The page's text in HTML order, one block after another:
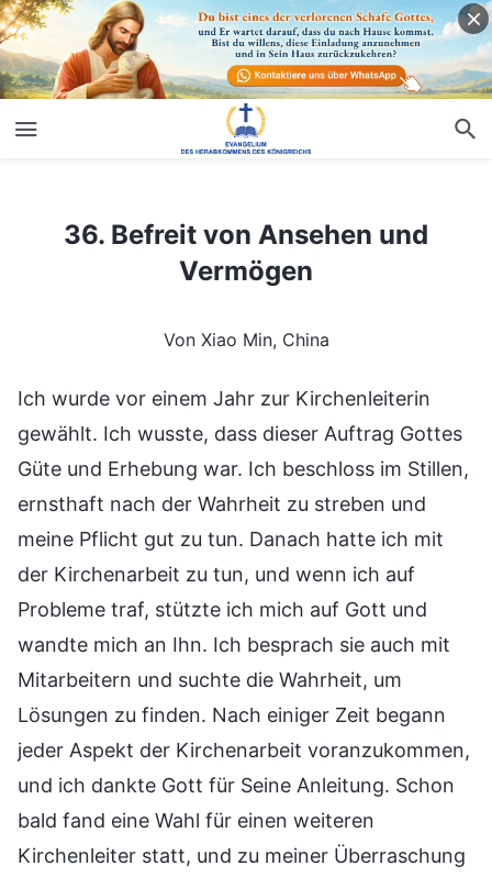
36. Befreit von Ansehen und Vermögen
36. Befreit von Ansehen und
Vermögen
Von Xiao Min, China
Ich wurde vor einem Jahr zur Kirchenleiterin
gewählt. Ich wusste, dass dieser Auftrag Gottes
Güte und Erhebung war. Ich beschloss im Stillen,
ernsthaft nach der Wahrheit zu streben und
meine Pflicht gut zu tun. Danach hatte ich mit
der Kirchenarbeit zu tun, und wenn ich auf
Probleme traf, stützte ich mich auf Gott und
wandte mich an Ihn. Ich besprach sie auch mit
Mitarbeitern und suchte die Wahrheit, um
Lösungen zu finden. Nach einiger Zeit begann
jeder Aspekt der Kirchenarbeit voranzukommen,
und ich dankte Gott für Seine Anleitung. Schon
bald fand eine Wahl für einen weiteren
Kirchenleiter statt, und zu meiner Überraschung